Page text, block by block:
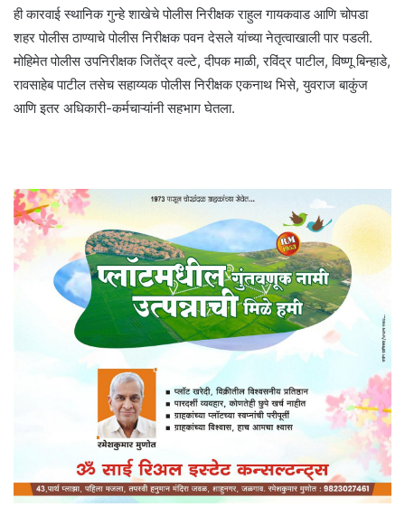
ही कारवाई स्थानिक गुन्हे शाखेचे पोलीस निरीक्षक राहुल गायकवाड आणि चोपडा
शहर पोलीस ठाण्याचे पोलीस निरीक्षक पवन देसले यांच्या नेतृत्वाखाली पार पडली.
मोहिमेत पोलीस उपनिरीक्षक जितेंद्र वल्टे, दीपक माळी, रविंद्र पाटील, विष्णू बिन्हाडे,
रावसाहेब पाटील तसेच सहाय्यक पोलीस निरीक्षक एकनाथ भिसे, युवराज बाकुंज
आणि इतर अधिकारी-कर्मचाऱ्यांनी सहभाग घेतला.